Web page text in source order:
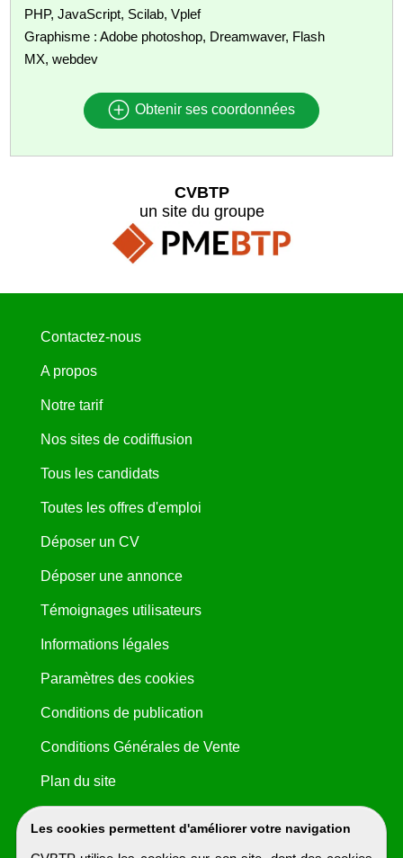
PHP, JavaScript, Scilab, Vplef
Graphisme : Adobe photoshop, Dreamwaver, Flash
MX, webdev
Obtenir ses coordonnées
Les cookies permettent d'améliorer votre navigation
CVBTP
un site du groupe
Contactez-nous
A propos
Notre tarif
Nos sites de codiffusion
Tous les candidats
Toutes les offres d'emploi
Déposer un CV
Déposer une annonce
Témoignages utilisateurs
Informations légales
Paramètres des cookies
Conditions de publication
Conditions Générales de Vente
Plan du site